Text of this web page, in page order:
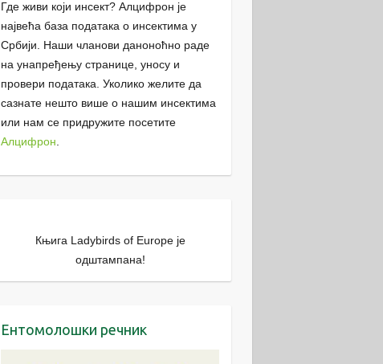
Где живи који инсект? Алцифрон је
највећа база података о инсектима у
Србији. Наши чланови даноноћно раде
на унапређењу странице, уносу и
провери података. Уколико желите да
сазнате нешто више о нашим инсектима
или нам се придружите посетите
Алцифрон.
Књига Ladybirds of Europe је
одштампана!
Ентомолошки речник